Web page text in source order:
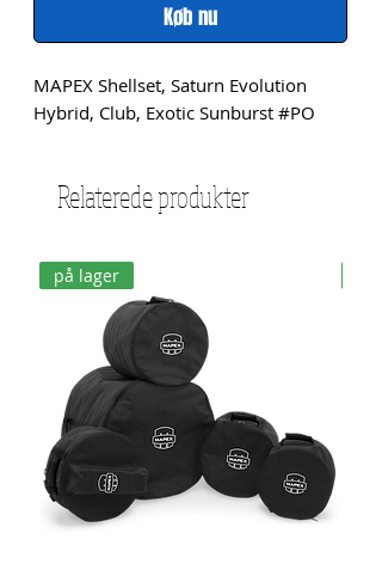
Køb nu
MAPEX Shellset, Saturn Evolution
Hybrid, Club, Exotic Sunburst #PO
Relaterede produkter
på lager